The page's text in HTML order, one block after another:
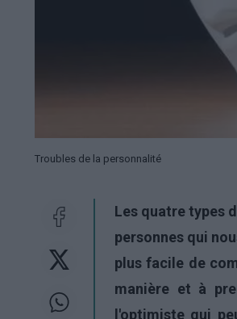
Troubles de la personnalité
Les quatre types
personnes qui
plus facile de
manière et à
l'optimiste qui